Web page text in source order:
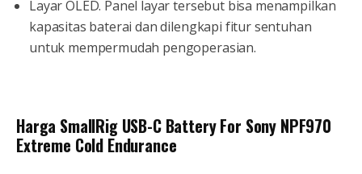
Layar OLED. Panel layar tersebut bisa menampilkan
kapasitas baterai dan dilengkapi fitur sentuhan
untuk mempermudah pengoperasian.
Harga SmallRig USB-C Battery For Sony NPF970
Extreme Cold Endurance